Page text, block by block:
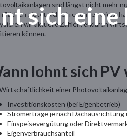
sichsind längst nicht mehr
bietet sich ein enormes
wir aktuelle Zahlen, erklären
können.
lohnt sich
einer
Investitionskosten (bei Eigenbetrieb)
Stromerträge je nach Dachausrichtung
Einspeisevergütung oder
Eigenverbrauchsanteil